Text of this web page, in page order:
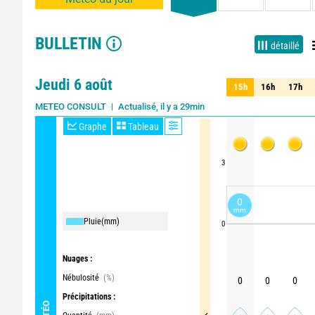
BULLETIN détaillé
Jeudi 6 août
METEO CONSULT Actualisé, il y a 29min
Mise à jour dans 3h
Graphe Tableau
Pluie(mm)
Nuages :
Nébulosité (%)
Précipitations :
3
0
15h 16h 17h
15h 16h 17h
0 0 0
0
mm